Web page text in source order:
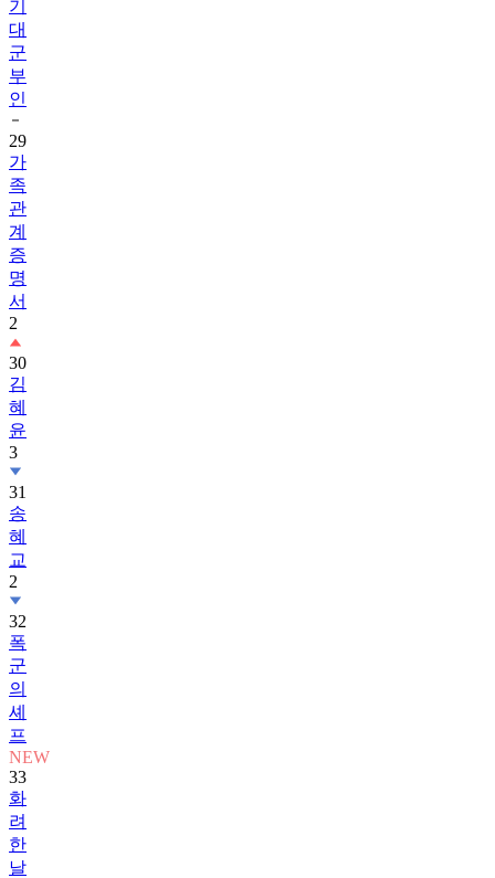
기
대
군
부
인
29
가
족
관
계
증
명
서
2
30
김
혜
윤
3
31
송
혜
교
2
32
폭
군
의
셰
프
NEW
33
화
려
한
날